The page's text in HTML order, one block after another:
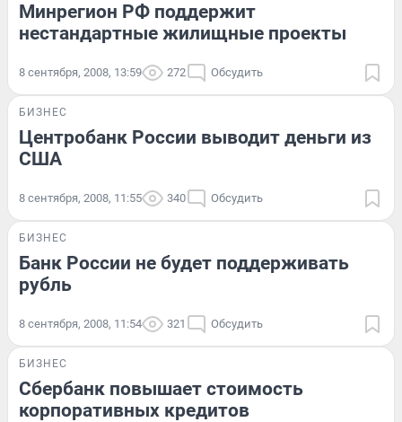
Минрегион РФ поддержит
нестандартные жилищные проекты
8 сентября, 2008, 13:59 272 Обсудить
БИЗНЕС
Центробанк России выводит деньги из
США
8 сентября, 2008, 11:55 340 Обсудить
БИЗНЕС
Банк России не будет поддерживать
рубль
8 сентября, 2008, 11:54 321 Обсудить
БИЗНЕС
Сбербанк повышает стоимость
корпоративных кредитов